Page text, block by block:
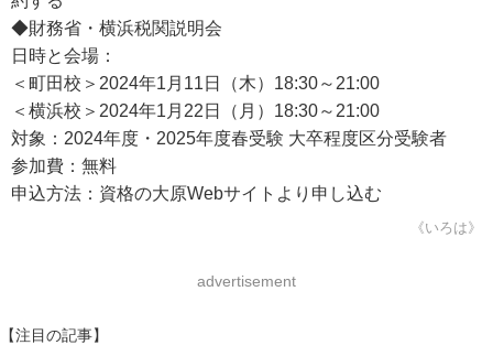
◆財務省・横浜税関説明会
日時と会場：
＜町田校＞2024年1月11日（木）18:30～21:00
＜横浜校＞2024年1月22日（月）18:30～21:00
対象：2024年度・2025年度春受験 大卒程度区分受験者
参加費：無料
申込方法：資格の大原Webサイトより申し込む
《いろは》
advertisement
【注目の記事】